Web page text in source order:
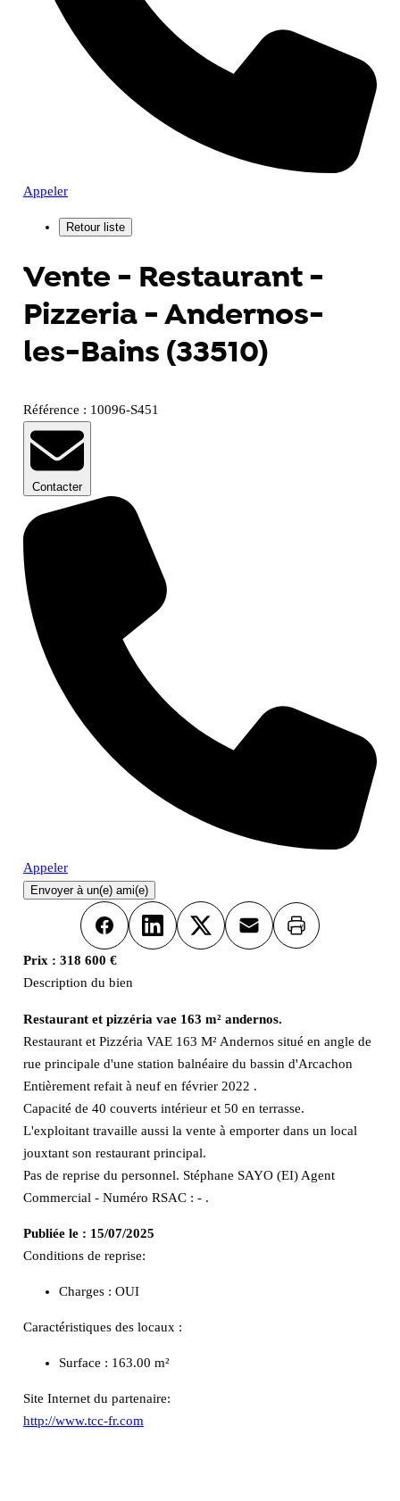
Appeler
Vente - Restaurant -
Pizzeria - Andernos-
les-Bains (33510)
Référence : 10096-S451
Contacter
Appeler
Envoyer à un(e) ami(e)
FacebookLinkedInX Email Imprimer
Prix : 318 600 €
Description du bien
Restaurant et pizzéria vae 163 m² andernos.
Restaurant et Pizzéria VAE 163 M² Andernos situé en angle de
rue principale d'une station balnéaire du bassin d'Arcachon
Entièrement refait à neuf en février 2022 .
Capacité de 40 couverts intérieur et 50 en terrasse.
L'exploitant travaille aussi la vente à emporter dans un local
jouxtant son restaurant principal.
Pas de reprise du personnel. Stéphane SAYO (EI) Agent
Commercial - Numéro RSAC : - .
Publiée le : 15/07/2025
Conditions de reprise:
Charges : OUI
Caractéristiques des locaux :
Surface : 163.00 m²
Site Internet du partenaire:
http://www.tcc-fr.com